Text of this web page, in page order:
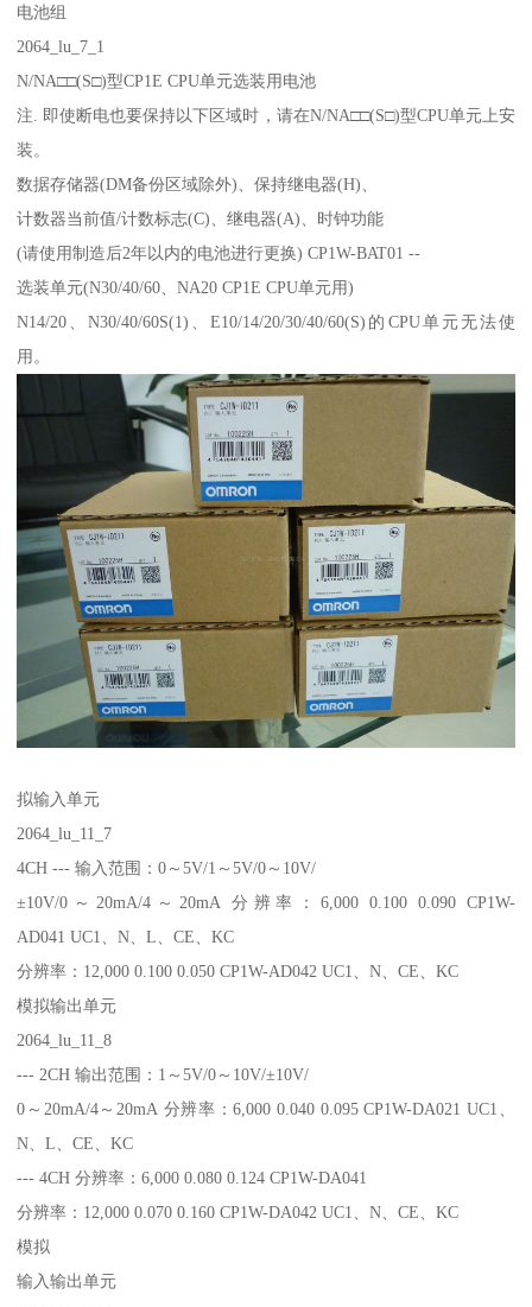
电池组
2064_lu_7_1
N/NA□□(S□)型CP1E CPU单元选装用电池
注. 即使断电也要保持以下区域时，请在N/NA□□(S□)型CPU单元上安
装。
数据存储器(DM备份区域除外)、保持继电器(H)、
计数器当前值/计数标志(C)、继电器(A)、时钟功能
(请使用制造后2年以内的电池进行更换) CP1W-BAT01 --
选装单元(N30/40/60、NA20 CP1E CPU单元用)
N14/20、N30/40/60S(1)、E10/14/20/30/40/60(S)的CPU单元无法使
用。
拟输入单元
2064_lu_11_7
4CH --- 输入范围：0～5V/1～5V/0～10V/
±10V/0～20mA/4～20mA 分辨率：6,000 0.100 0.090 CP1W-
AD041 UC1、N、L、CE、KC
分辨率：12,000 0.100 0.050 CP1W-AD042 UC1、N、CE、KC
模拟输出单元
2064_lu_11_8
--- 2CH 输出范围：1～5V/0～10V/±10V/
0～20mA/4～20mA 分辨率：6,000 0.040 0.095 CP1W-DA021 UC1、
N、L、CE、KC
--- 4CH 分辨率：6,000 0.080 0.124 CP1W-DA041
分辨率：12,000 0.070 0.160 CP1W-DA042 UC1、N、CE、KC
模拟
输入输出单元